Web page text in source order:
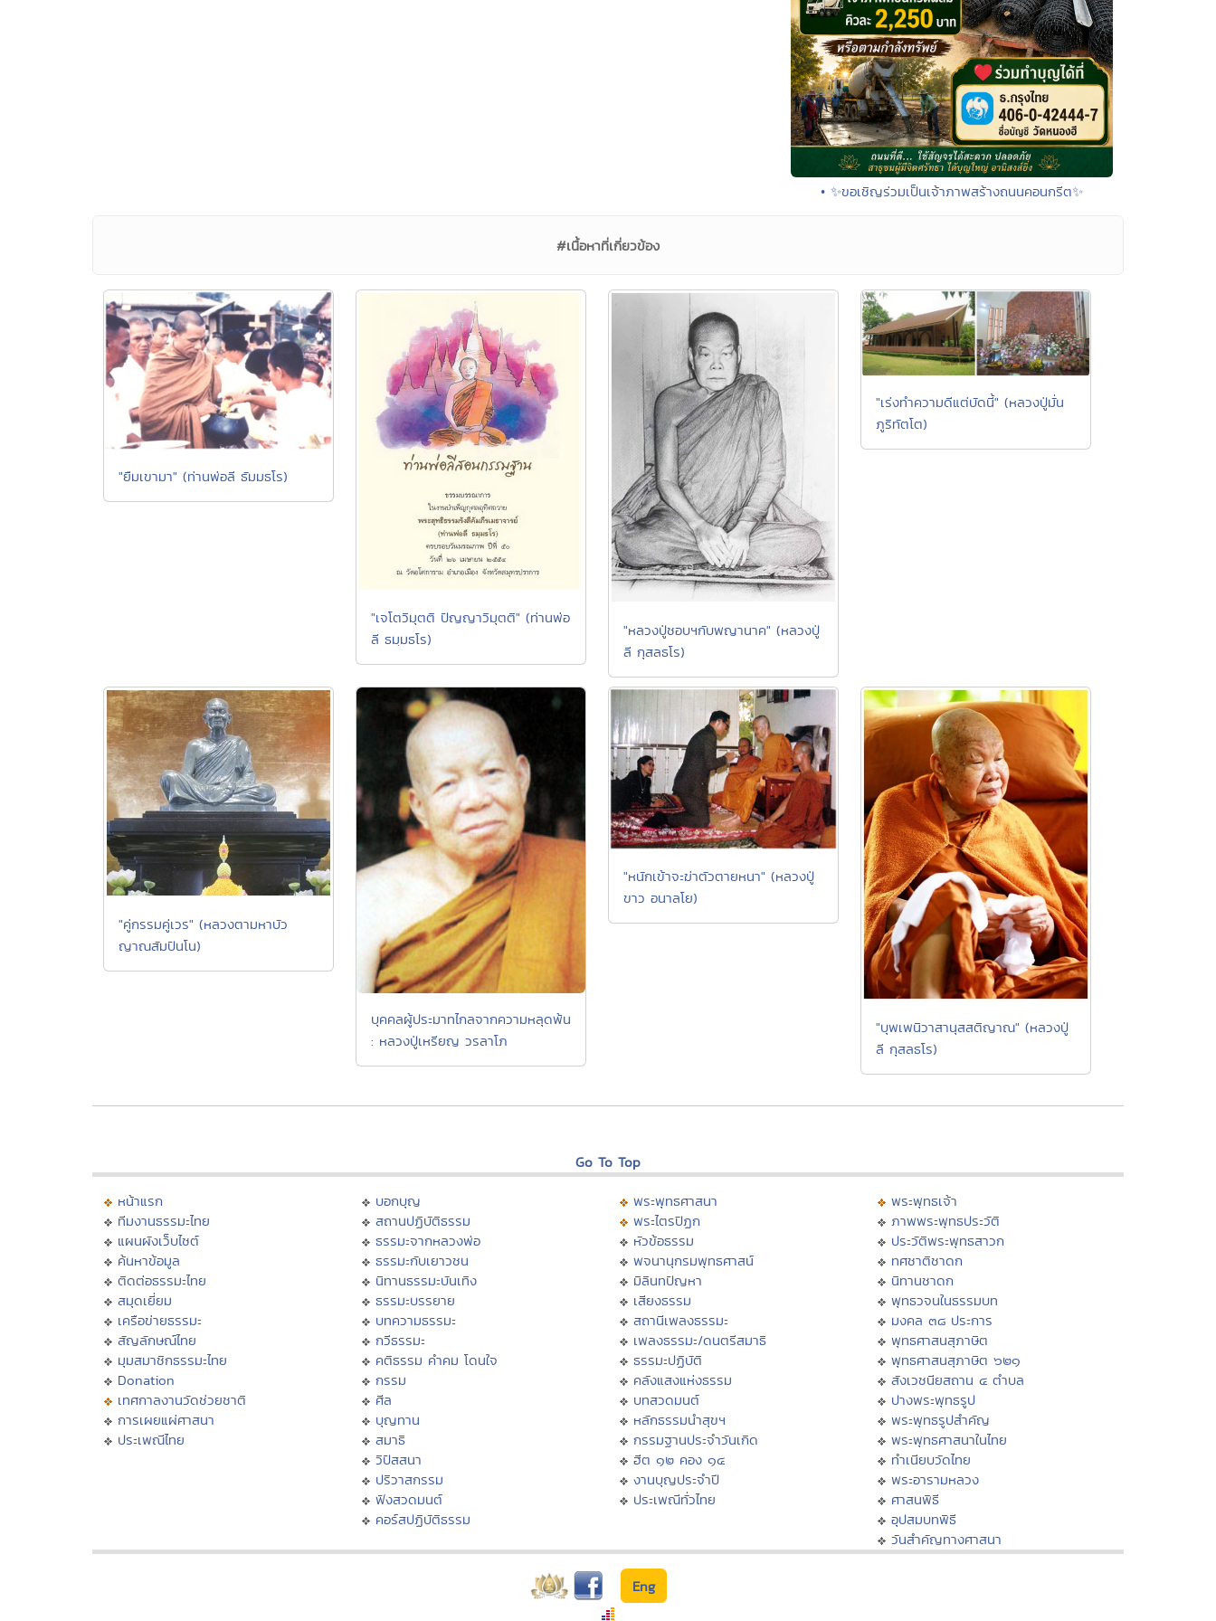
• ✨ขอเชิญร่วมเป็นเจ้าภาพสร้างถนนคอนกรีต✨
#เนื้อหาที่เกี่ยวข้อง
"ยืมเขามา" (ท่านพ่อลี ธัมมธโร)
"เจโตวิมุตติ ปัญญาวิมุตติ" (ท่านพ่อ
ลี ธมฺมธโร)
"หลวงปู่ชอบฯกับพญานาค" (หลวงปู่
ลี กุสลธโร)
"เร่งทำความดีแต่บัดนี้" (หลวงปู่มั่น
ภูริทัตโต)
"คู่กรรมคู่เวร" (หลวงตามหาบัว
ญาณสัมปันโน)
บุคคลผู้ประมาทไกลจากความหลุดพ้น
: หลวงปู่เหรียญ วรลาโภ
"หนักเข้าจะฆ่าตัวตายหนา" (หลวงปู่
ขาว อนาลโย)
"บุพเพนิวาสานุสสติญาณ" (หลวงปู่
ลี กุสลธโร)
Go To Top
หน้าแรก
ทีมงานธรรมะไทย
แผนผังเว็บไซต์
ค้นหาข้อมูล
ติดต่อธรรมะไทย
สมุดเยี่ยม
เครือข่ายธรรมะ
สัญลักษณ์ไทย
มุมสมาชิกธรรมะไทย
Donation
เทศกาลงานวัดช่วยชาติ
การเผยแผ่ศาสนา
ประเพณีไทย
บอกบุญ
สถานปฏิบัติธรรม
ธรรมะจากหลวงพ่อ
ธรรมะกับเยาวชน
นิทานธรรมะบันเทิง
ธรรมะบรรยาย
บทความธรรมะ
กวีธรรมะ
คติธรรม คำคม โดนใจ
กรรม
ศีล
บุญทาน
สมาธิ
วิปัสสนา
ปริวาสกรรม
ฟังสวดมนต์
คอร์สปฏิบัติธรรม
พระพุทธศาสนา
พระไตรปิฏก
หัวข้อธรรม
พจนานุกรมพุทธศาสน์
มิลินทปัญหา
เสียงธรรม
สถานีเพลงธรรมะ
เพลงธรรมะ/ดนตรีสมาธิ
ธรรมะปฏิบัติ
คลังแสงแห่งธรรม
บทสวดมนต์
หลักธรรมนำสุขฯ
กรรมฐานประจำวันเกิด
ฮีต ๑๒ คอง ๑๔
งานบุญประจำปี
ประเพณีทั่วไทย
พระพุทธเจ้า
ภาพพระพุทธประวัติ
ประวัติพระพุทธสาวก
ทศชาติชาดก
นิทานชาดก
พุทธวจนในธรรมบท
มงคล ๓๘ ประการ
พุทธศาสนสุภาษิต
พุทธศาสนสุภาษิต ๖๒๑
สังเวชนียสถาน ๔ ตำบล
ปางพระพุทธรูป
พระพุทธรูปสำคัญ
พระพุทธศาสนาในไทย
ทำเนียบวัดไทย
พระอารามหลวง
ศาสนพิธี
อุปสมบทพิธี
วันสำคัญทางศาสนา
Eng